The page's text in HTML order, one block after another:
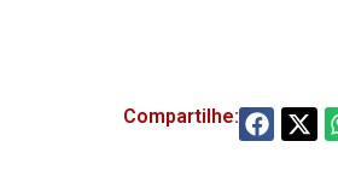
Compartilhe: